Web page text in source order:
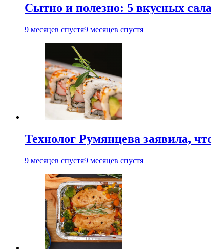
Сытно и полезно: 5 вкусных
9 месяцев спустя9 месяцев спустя
Технолог Румянцева заявила,
9 месяцев спустя9 месяцев спустя